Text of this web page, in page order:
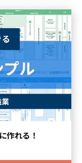
ぐに作れる！